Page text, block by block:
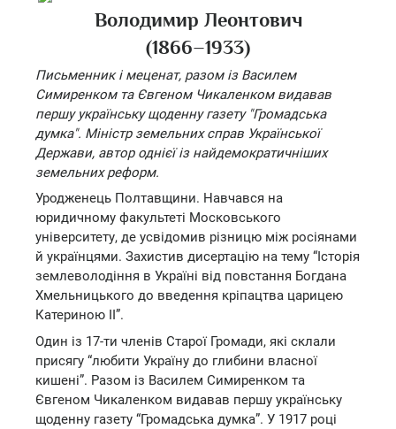
Володимир Леонтович
(1866–1933)
Письменник і меценат, разом із Василем
Симиренком та Євгеном Чикаленком видавав
першу українську щоденну газету "Громадська
думка". Міністр земельних справ Української
Держави, автор однієї із найдемократичніших
земельних реформ.
Уродженець Полтавщини. Навчався на
юридичному факультеті Московського
університету, де усвідомив різницю між росіянами
й українцями. Захистив дисертацію на тему “Історія
землеволодіння в Україні від повстання Богдана
Хмельницького до введення кріпацтва царицею
Катериною ІІ”.
Один із 17-ти членів Старої Громади, які склали
присягу “любити Україну до глибини власної
кишені”. Разом із Василем Симиренком та
Євгеном Чикаленком видавав першу українську
щоденну газету “Громадська думка”. У 1917 році